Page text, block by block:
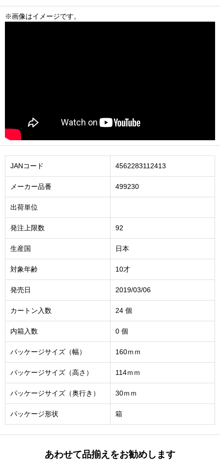
※画像はイメージです。
JANコード 4562283112413
メーカー品番 499230
出荷単位
発注上限数 92
生産国 日本
対象年齢 10才
発売日 2019/03/06
カートン入数 24 個
内箱入数 0 個
パッケージサイズ（幅） 160ｍｍ
パッケージサイズ（高さ） 114ｍｍ
パッケージサイズ（奥行き） 30ｍｍ
パッケージ形状 箱
あわせて品揃えをお勧めします